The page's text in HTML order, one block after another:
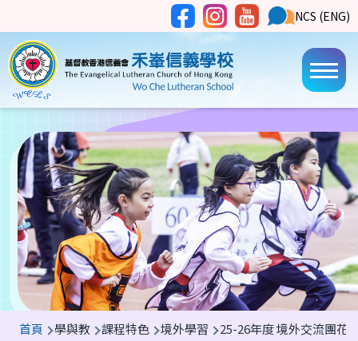
Social
Media
NCS
Button
NCS (ENG)
Main
導
首頁 學與教 課程特色 境外學習 25-26年度 境外交流團花